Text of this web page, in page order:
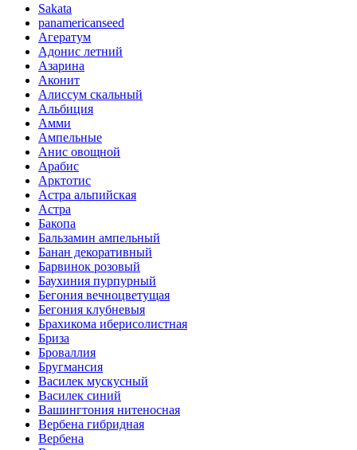
Sakata
panamericanseed
Агератум
Адонис летний
Азарина
Аконит
Алиссум скальный
Альбиция
Амми
Ампельные
Анис овощной
Арабис
Арктотис
Астра альпийская
Астра
Бакопа
Бальзамин ампельный
Банан декоративный
Барвинок розовый
Баухиния пурпурный
Бегония вечноцветущая
Бегония клубневыя
Брахикома иберисолистная
Бриза
Броваллия
Бругмансия
Василек мускусный
Василек синий
Вашингтония нитеносная
Вербена гибридная
Вербена